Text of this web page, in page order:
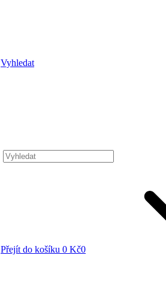
Vyhledat
Přejít do košíku 0 Kč0